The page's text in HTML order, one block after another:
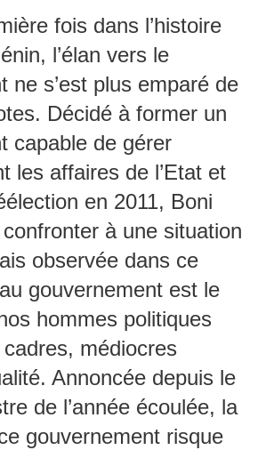
fois dans l’histoire
l’élan vers le
ne s’est plus emparé de
Décidé à former un
capable de gérer
les affaires de l’Etat et
en 2011, Boni
confronter à une situation
observée dans ce
gouvernement est le
hommes politiques
médiocres
Annoncée depuis le
de l’année écoulée, la
gouvernement risque